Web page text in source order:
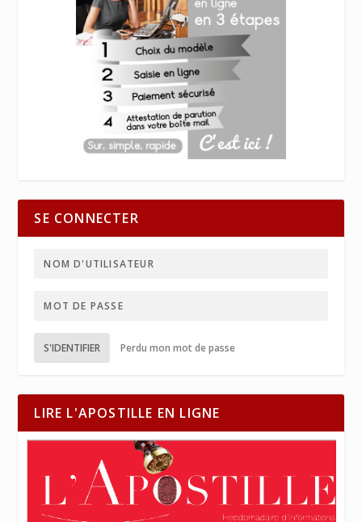
SE CONNECTER
S'IDENTIFIER Perdu mon mot de passe
LIRE L'APOSTILLE EN LIGNE